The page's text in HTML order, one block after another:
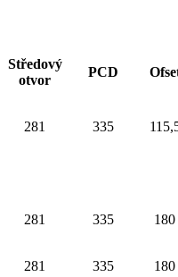
Středový
otvor
PCD
281 335
281 335 180
281 335 180